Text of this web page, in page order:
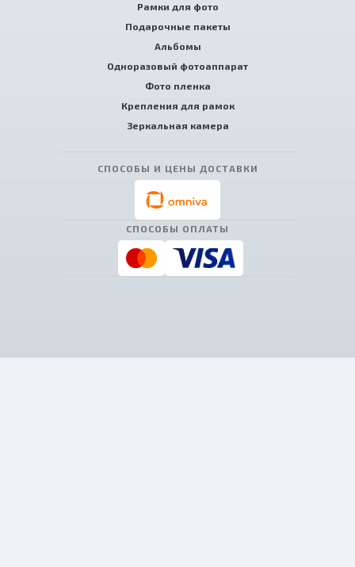
Рамки для фото
Подарочные пакеты
Альбомы
Одноразовый фотоаппарат
Фото пленка
Крепления для рамок
Зеркальная камера
СПОСОБЫ И ЦЕНЫ ДОСТАВКИ
СПОСОБЫ ОПЛАТЫ